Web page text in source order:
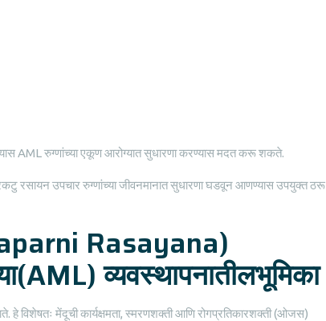
AML रुग्णांच्या एकूण आरोग्यात सुधारणा करण्यास मदत करू शकते.
रसायन उपचार रुग्णांच्या जीवनमानात सुधारणा घडवून आणण्यास उपयुक्त ठरू
Rasayana)
व्यवस्थापनातीलभूमिका
हे विशेषतः मेंदूची कार्यक्षमता, स्मरणशक्ती आणि रोगप्रतिकारशक्ती (ओजस)